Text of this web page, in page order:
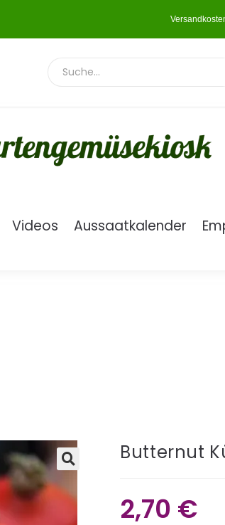
Videos Aussaatkalender
🔍
Butternut
2,70 €